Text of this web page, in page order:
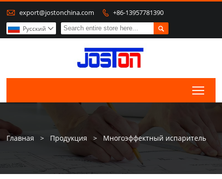
 export@jostonchina.com  +86-13957781390

Pусский 
Главная > Продукция > Многоэффектный испаритель